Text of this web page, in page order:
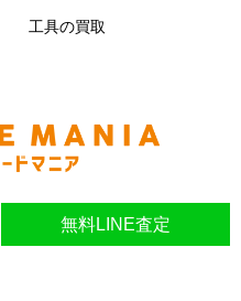
無料LINE査定
工具の買取